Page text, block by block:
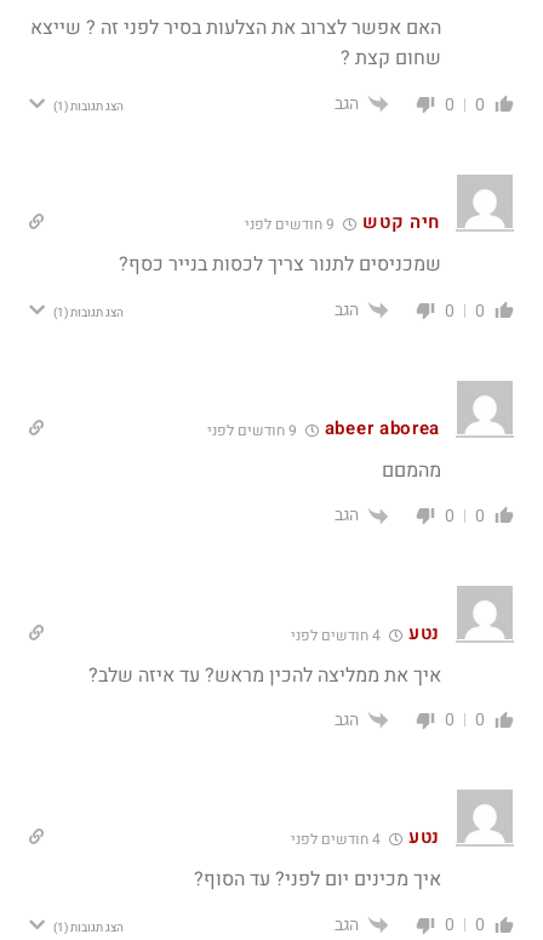
האם אפשר לצרוב את הצלעות בסיר לפני זה ? שייצא
שחום קצת ?
0
0 הגב הצג תגובות(1)
חיה קטש
שמכניסים לתנור צריך לכסות בנייר כסף?
0
0 הגב הצג תגובות(1)
abeer aborea
מהמםם
0
0 הגב
נטע
איך את ממליצה להכין מראש? עד איזה שלב?
0
0 הגב
נטע
איך מכינים יום לפני? עד הסוף?
0
0 הגב הצג תגובות(1)